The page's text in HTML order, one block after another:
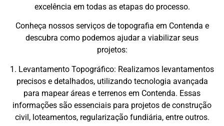
excelência em todas as etapas do processo.
Conheça nossos serviços de topografia em Contenda e
descubra como podemos ajudar a viabilizar seus
projetos:
1. Levantamento Topográfico: Realizamos levantamentos
precisos e detalhados, utilizando tecnologia avançada
para mapear áreas e terrenos em Contenda. Essas
informações são essenciais para projetos de construção
civil, loteamentos, regularização fundiária, entre outros.